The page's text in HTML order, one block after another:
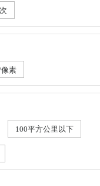
像素
100平方公里以下